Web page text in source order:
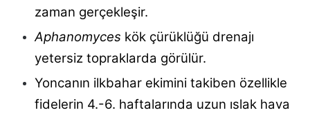
zaman gerçekleşir.
Aphanomyces kök çürüklüğü drenajı
yetersiz topraklarda görülür.
Yoncanın ilkbahar ekimini takiben özellikle
fidelerin 4.-6. haftalarında uzun ıslak hava